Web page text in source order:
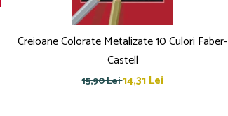
Creioane Colorate Metalizate 10 Culori Faber-
Castell
15,90 Lei14,31 Lei